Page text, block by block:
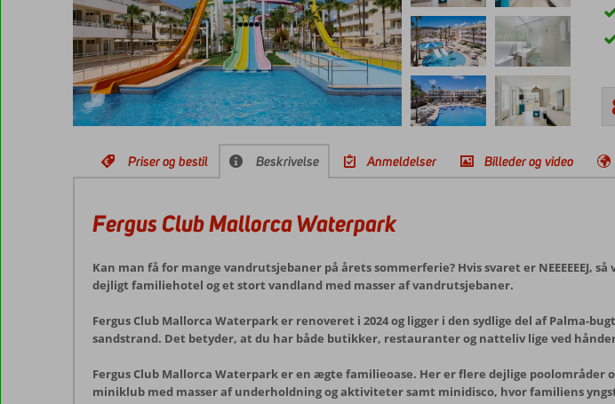
Priser og bestil Beskrivelse Anmeldelser Billeder og video
Fergus Club Mallorca Waterpark
Kan man få for mange vandrutsjebaner på årets sommerferie? Hvis svaret er
dejligt familiehotel og et stort vandland med masser af vandrutsjebaner.
Fergus Club Mallorca Waterpark er renoveret i 2024 og ligger i den sydlige del af Palma-
sandstrand. Det betyder, at du har både butikker, restauranter og natteliv lige ved
Fergus Club Mallorca Waterpark er en ægte familieoase. Her er flere dejlige
miniklub med masser af underholdning og aktiviteter samt minidisco, hvor familiens